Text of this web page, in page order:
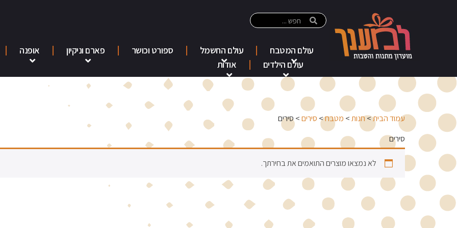
עולם המטבח עולם החשמל ספורט וכושר פארם וניקיון אופנה
עולם הילדים
אודות
עמוד הבית>חנות> מטבח> סירים> סירים
סירים
לא נמצאו מוצרים התואמים את בחירתך.